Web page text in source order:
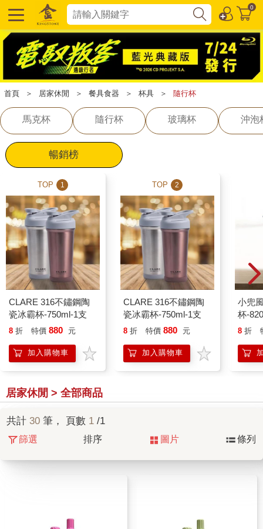
0
首頁 ＞ 居家休閒 ＞ 餐具食器 ＞ 杯具 ＞ 隨行杯
馬克杯 隨行杯 玻璃杯 沖泡
暢銷榜
TOP 1
CLARE 316不鏽鋼陶
瓷冰霸杯-750ml-1支
8 折 特價 880 元
加入購物車
TOP 2
CLARE 316不鏽鋼陶
瓷冰霸杯-750ml-1支
8 折 特價 880 元
加入購物車
小兜
杯-
8 折
居家休閒 > 全部商品
共計 30 筆， 頁數 1 /1
篩選 排序 圖片 條列